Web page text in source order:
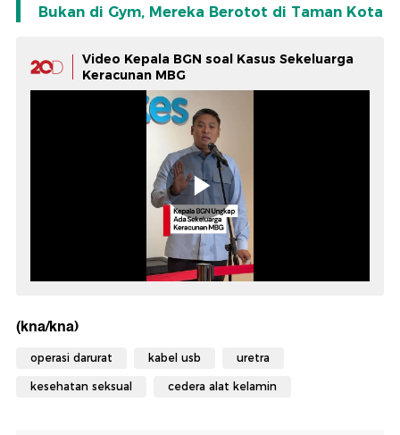
Bukan di Gym, Mereka Berotot di Taman Kota
Video Kepala BGN soal Kasus Sekeluarga
Keracunan MBG
(kna/kna)
operasi darurat kabel usb uretra
kesehatan seksual cedera alat kelamin